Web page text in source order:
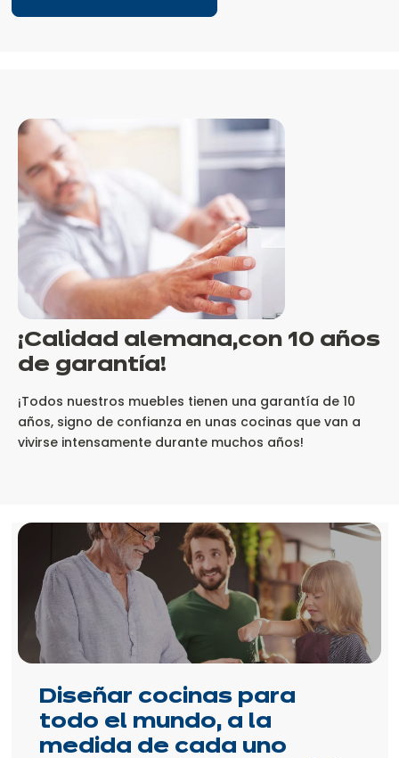
¡Calidad alemana,con 10 años
de garantía!
¡Todos nuestros muebles tienen una garantía de 10
años, signo de confianza en unas cocinas que van a
vivirse intensamente durante muchos años!
Diseñar cocinas para
todo el mundo, a la
medida de cada uno